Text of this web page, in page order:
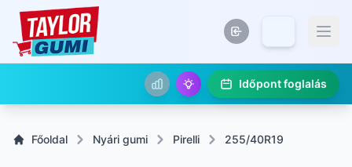
Időpont foglalás
Főoldal Nyári gumi Pirelli 255/40R19